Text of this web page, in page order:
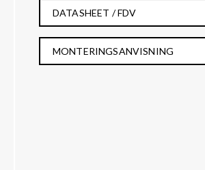
DATASHEET / FDV
MONTERINGSANVISNING